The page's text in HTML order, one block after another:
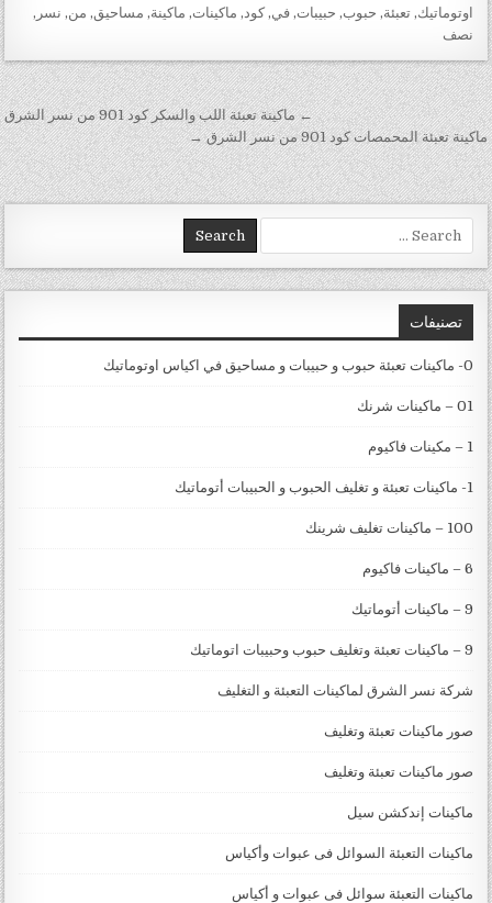
اوتوماتيك,تعبئة, حبوب, حبيبات,في,كود , ماكينات, ماكينة, مساحيق, من, نسر ,
نصف
تصفّح المقالات← ماكينة تعبئة اللب والسكر كود 901 من نسر الشرق
ماكينة تعبئة المحمصات كود 901 من نسر الشرق →
Search for:
تصنيفات
0- ماكينات تعبئة حبوب و حبيبات و مساحيق في اكياس اوتوماتيك
01 – ماكينات شرنك
1 – مكينات فاكيوم
1- ماكينات تعبئة و تغليف الحبوب و الحبيبات أتوماتيك
100 – ماكينات تغليف شرينك
6 – ماكينات فاكيوم
9 – ماكينات أتوماتيك
9 – ماكينات تعبئة وتغليف حبوب وحبيبات اتوماتيك
شركة نسر الشرق لماكينات التعبئة و التغليف
صور ماكينات تعبئة وتغليف
صور ماكينات تعبئة وتغليف
ماكينات إندكشن سيل
ماكينات التعبئة السوائل فى عبوات وأكياس
ماكينات التعبئة سوائل فى عبوات و أكياس